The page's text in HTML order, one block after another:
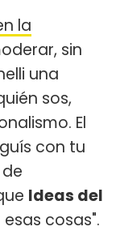
la
sin
una
sos,
El
con tu
Ideas del
esas cosas".